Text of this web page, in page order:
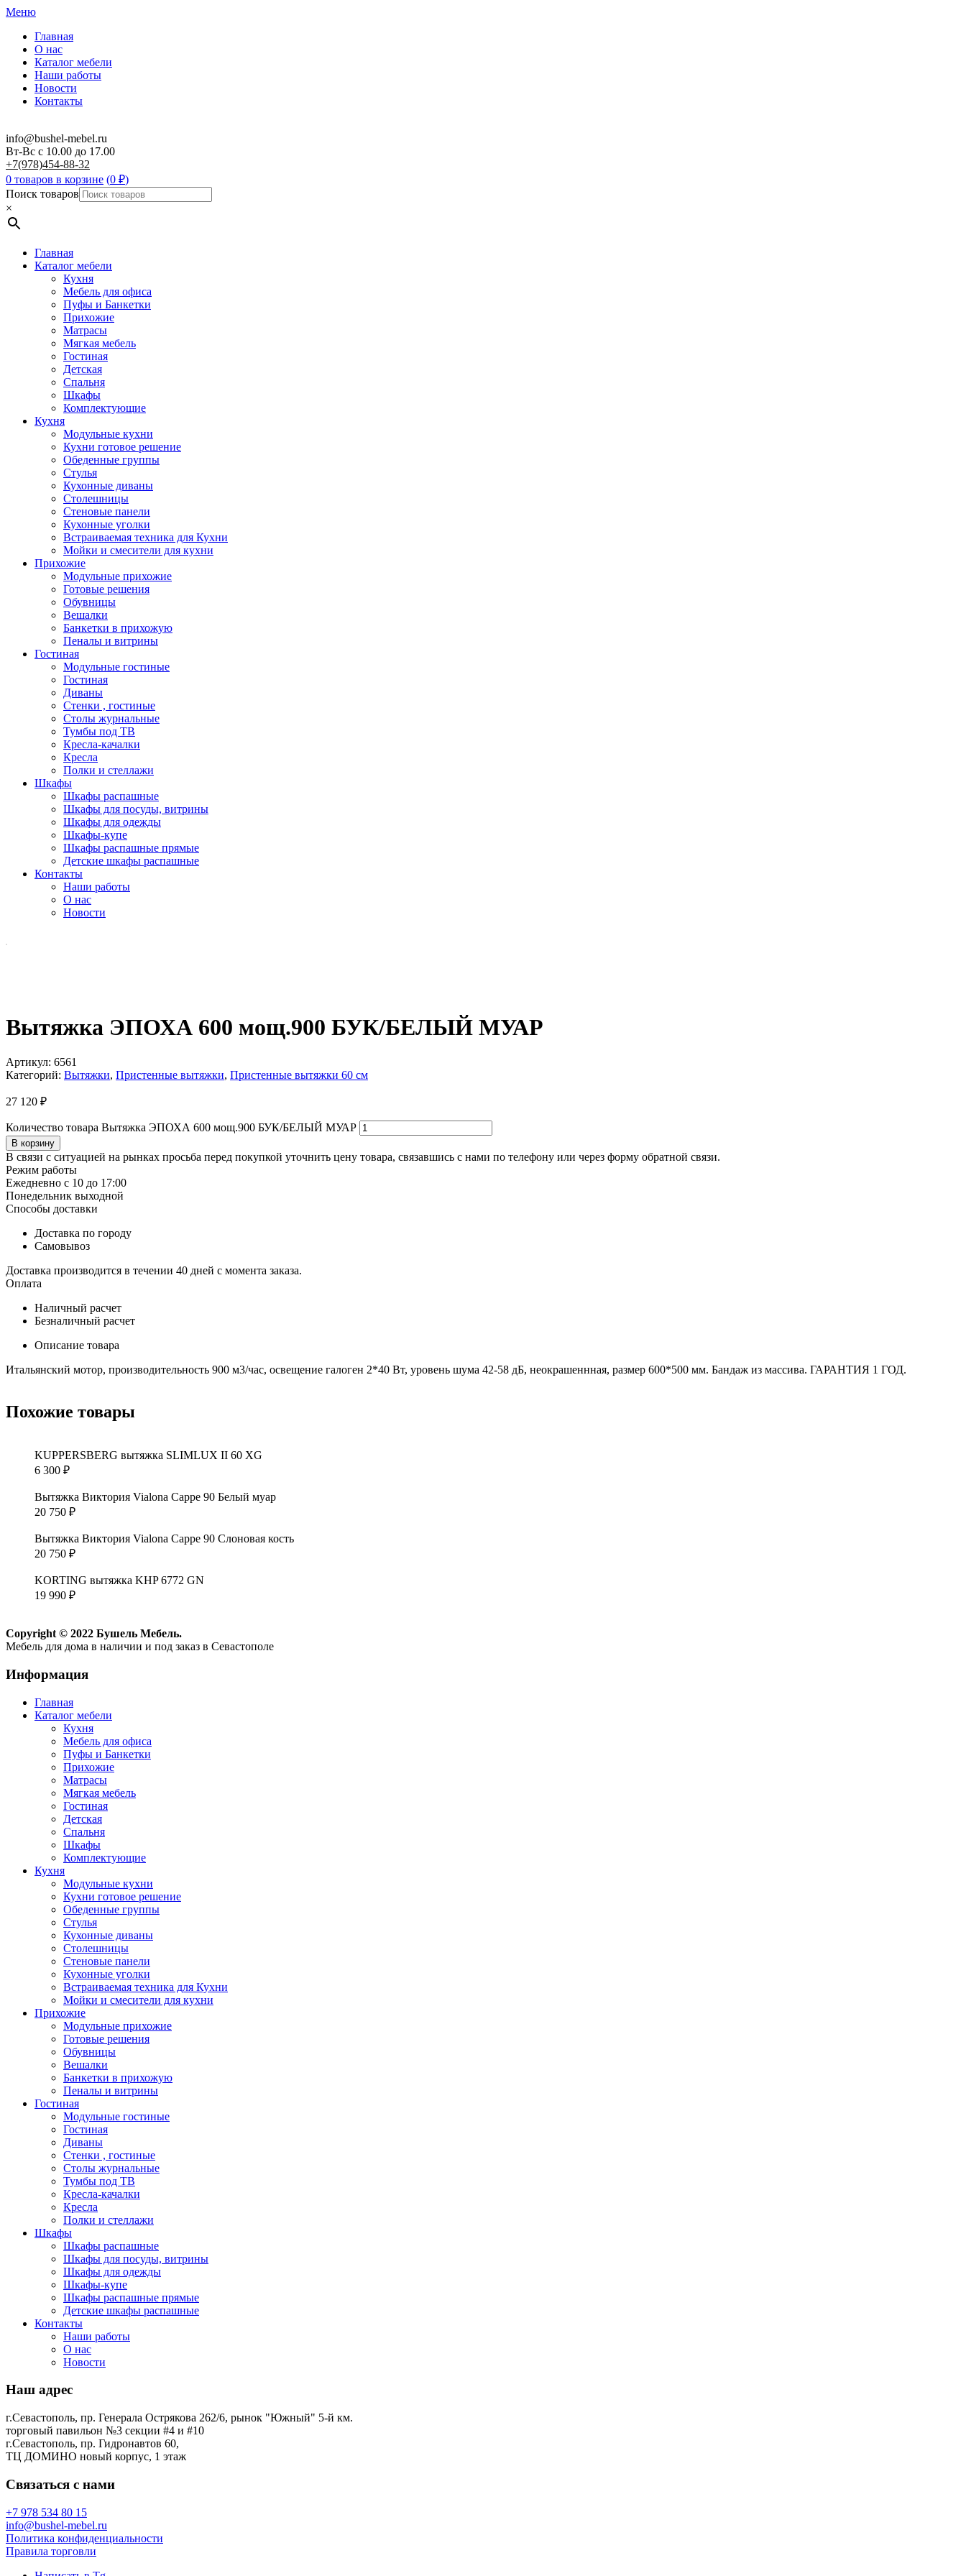
Меню
Главная
О нас
Каталог мебели
Наши работы
Новости
Контакты
info@bushel-mebel.ru
Вт-Вс c 10.00 до 17.00
+7(978)454-88-32
0 товаров в корзине (0 ₽)
Поиск товаров
×
Главная
Каталог мебели
Кухня
Мебель для офиса
Пуфы и Банкетки
Прихожие
Матрасы
Мягкая мебель
Гостиная
Детская
Спальня
Шкафы
Комплектующие
Кухня
Модульные кухни
Кухни готовое решение
Обеденные группы
Стулья
Кухонные диваны
Столешницы
Стеновые панели
Кухонные уголки
Встраиваемая техника для Кухни
Мойки и смесители для кухни
Прихожие
Модульные прихожие
Готовые решения
Обувницы
Вешалки
Банкетки в прихожую
Пеналы и витрины
Гостиная
Модульные гостиные
Гостиная
Диваны
Стенки , гостиные
Столы журнальные
Тумбы под ТВ
Кресла-качалки
Кресла
Полки и стеллажи
Шкафы
Шкафы распашные
Шкафы для посуды, витрины
Шкафы для одежды
Шкафы-купе
Шкафы распашные прямые
Детские шкафы распашные
Контакты
Наши работы
О нас
Новости
Вытяжка ЭПОХА 600 мощ.900 БУК/БЕЛЫЙ МУАР
Артикул: 6561
Категорий: Вытяжки, Пристенные вытяжки, Пристенные вытяжки 60 см
27 120 ₽
Количество товара Вытяжка ЭПОХА 600 мощ.900 БУК/БЕЛЫЙ МУАР
В корзину
В связи с ситуацией на рынках просьба перед покупкой уточнить цену товара, связавшись с нами по телефону или через форму обратной связи.
Режим работы
Ежедневно с 10 до 17:00
Понедельник выходной
Способы доставки
Доставка по городу
Самовывоз
Доставка производится в течении 40 дней с момента заказа.
Оплата
Наличный расчет
Безналичный расчет
Описание товара
Итальянский мотор, производительность 900 м3/час, освещение галоген 2*40 Вт, уровень шума 42-58 дБ, неокрашеннная, размер 600*500 мм. Бандаж из массива. ГАРАНТИЯ 1 ГОД.
Похожие товары
KUPPERSBERG вытяжка SLIMLUX II 60 XG
6 300 ₽
Вытяжка Виктория Vialona Cappe 90 Белый муар
20 750 ₽
Вытяжка Виктория Vialona Cappe 90 Слоновая кость
20 750 ₽
KORTING вытяжка KHP 6772 GN
19 990 ₽
Copyright © 2022 Бушель Мебель.
Мебель для дома в наличии и под заказ в Севастополе
Информация
Главная
Каталог мебели
Кухня
Мебель для офиса
Пуфы и Банкетки
Прихожие
Матрасы
Мягкая мебель
Гостиная
Детская
Спальня
Шкафы
Комплектующие
Кухня
Модульные кухни
Кухни готовое решение
Обеденные группы
Стулья
Кухонные диваны
Столешницы
Стеновые панели
Кухонные уголки
Встраиваемая техника для Кухни
Мойки и смесители для кухни
Прихожие
Модульные прихожие
Готовые решения
Обувницы
Вешалки
Банкетки в прихожую
Пеналы и витрины
Гостиная
Модульные гостиные
Гостиная
Диваны
Стенки , гостиные
Столы журнальные
Тумбы под ТВ
Кресла-качалки
Кресла
Полки и стеллажи
Шкафы
Шкафы распашные
Шкафы для посуды, витрины
Шкафы для одежды
Шкафы-купе
Шкафы распашные прямые
Детские шкафы распашные
Контакты
Наши работы
О нас
Новости
Наш адрес
г.Севастополь, пр. Генерала Острякова 262/6, рынок "Южный" 5-й км.
торговый павильон №3 секции #4 и #10
г.Севастополь, пр. Гидронавтов 60,
ТЦ ДОМИНО новый корпус, 1 этаж
Связаться с нами
+7 978 534 80 15
info@bushel-mebel.ru
Политика конфиденциальности
Правила торговли